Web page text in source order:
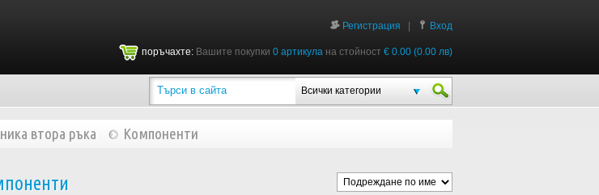
Регистрация Вход
поръчахте: Вашите покупки 0 артикула на стойност € 0.00 (0.00 лв)
Всички категории
втора ръка Компоненти